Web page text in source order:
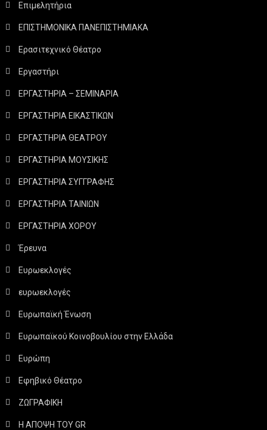
Επιμελητήρια
ΕΠΙΣΤΗΜΟΝΙΚΑ ΠΑΝΕΠΙΣΤΗΜΙΑΚΑ
Ερασιτεχνικό Θέατρο
Εργαστήρι
ΕΡΓΑΣΤΗΡΙΑ – ΣΕΜΙΝΑΡΙΑ
ΕΡΓΑΣΤΗΡΙΑ ΕΙΚΑΣΤΙΚΩΝ
ΕΡΓΑΣΤΗΡΙΑ ΘΕΑΤΡΟΥ
ΕΡΓΑΣΤΗΡΙΑ ΜΟΥΣΙΚΗΣ
ΕΡΓΑΣΤΗΡΙΑ ΣΥΓΓΡΑΦΗΣ
ΕΡΓΑΣΤΗΡΙΑ ΤΑΙΝΙΩΝ
ΕΡΓΑΣΤΗΡΙΑ ΧΟΡΟΥ
Έρευνα
Ευρωεκλογές
ευρωεκλογές
Ευρωπαϊκή Ένωση
Ευρωπαϊκού Κοινοβουλίου στην Ελλάδα
Ευρώπη
Εφηβικό Θέατρο
ΖΩΓΡΑΦΙΚΗ
Η ΑΠΟΨΗ ΤΟΥ GR